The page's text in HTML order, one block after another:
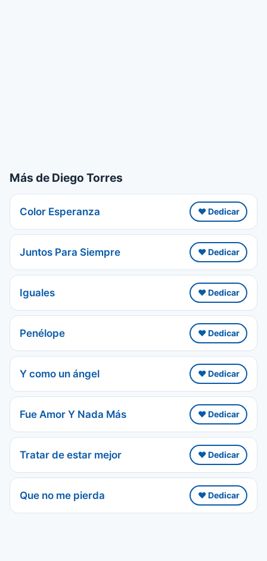
Más de Diego Torres
Color Esperanza ❤️ Dedicar
Juntos Para Siempre ❤️ Dedicar
Iguales ❤️ Dedicar
Penélope ❤️ Dedicar
Y como un ángel ❤️ Dedicar
Fue Amor Y Nada Más ❤️ Dedicar
Tratar de estar mejor ❤️ Dedicar
Que no me pierda ❤️ Dedicar